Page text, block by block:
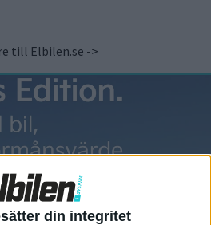
din integritet
till Elbilen.se ->